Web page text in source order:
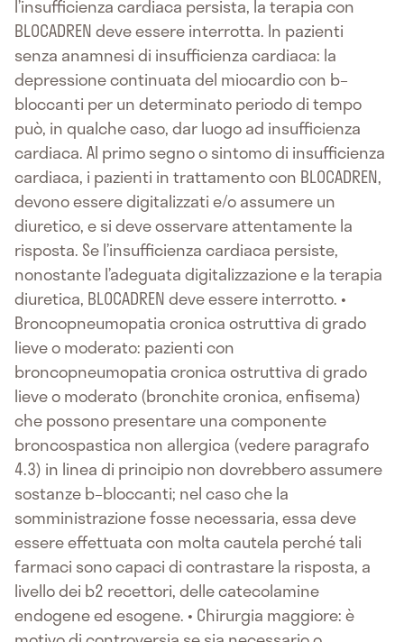
l’insufficienza cardiaca persista, la terapia con
BLOCADREN deve essere interrotta. In pazienti
senza anamnesi di insufficienza cardiaca: la
depressione continuata del miocardio con b–
bloccanti per un determinato periodo di tempo
può, in qualche caso, dar luogo ad insufficienza
cardiaca. Al primo segno o sintomo di insufficienza
cardiaca, i pazienti in trattamento con BLOCADREN,
devono essere digitalizzati e/o assumere un
diuretico, e si deve osservare attentamente la
risposta. Se l’insufficienza cardiaca persiste,
nonostante l’adeguata digitalizzazione e la terapia
diuretica, BLOCADREN deve essere interrotto. •
Broncopneumopatia cronica ostruttiva di grado
lieve o moderato: pazienti con
broncopneumopatia cronica ostruttiva di grado
lieve o moderato (bronchite cronica, enfisema)
che possono presentare una componente
broncospastica non allergica (vedere paragrafo
4.3) in linea di principio non dovrebbero assumere
sostanze b–bloccanti; nel caso che la
somministrazione fosse necessaria, essa deve
essere effettuata con molta cautela perché tali
farmaci sono capaci di contrastare la risposta, a
livello dei b2 recettori, delle catecolamine
endogene ed esogene. • Chirurgia maggiore: è